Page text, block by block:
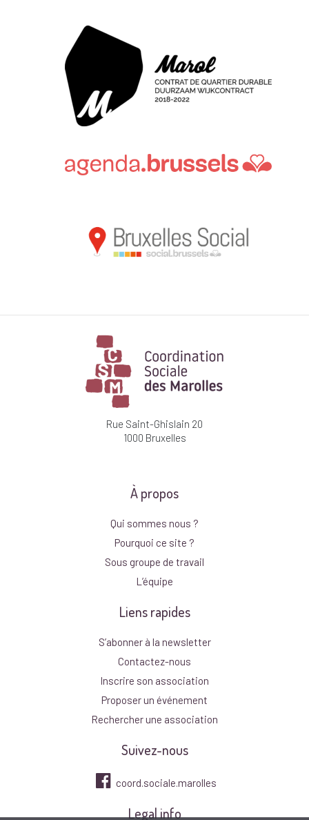
Rue Saint-Ghislain 20
1000 Bruxelles
À propos
Qui sommes nous ?
Pourquoi ce site ?
Sous groupe de travail
L’équipe
Liens rapides
S’abonner à la newsletter
Contactez-nous
Inscrire son association
Proposer un événement
Rechercher une association
Suivez-nous
coord.sociale.marolles
Legal info